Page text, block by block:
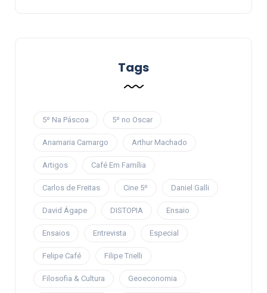
Tags
5º Na Páscoa 5º no Oscar
Anamaria Camargo Arthur Machado
Artigos Café Em Família
Carlos de Freitas Cine 5º Daniel Galli
David Ágape DISTOPIA Ensaio
Ensaios Entrevista Especial
Felipe Café Filipe Trielli
Filosofia & Cultura Geoeconomia